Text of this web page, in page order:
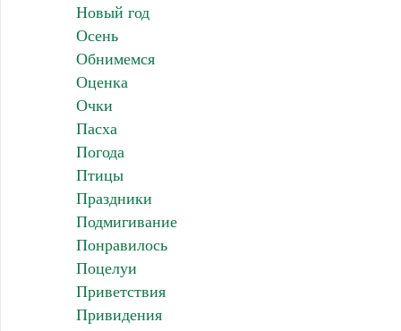
Новый год
Осень
Обнимемся
Оценка
Очки
Пасха
Погода
Птицы
Праздники
Подмигивание
Понравилось
Поцелуи
Приветствия
Привидения